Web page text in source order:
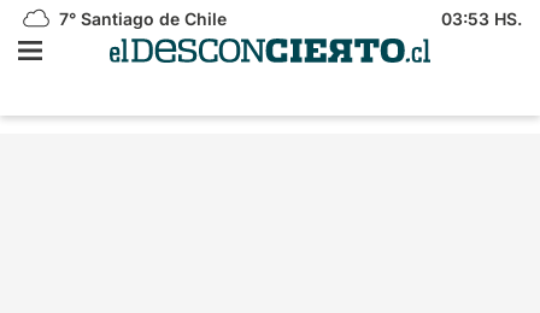
7° Santiago de Chile 03:53 HS.